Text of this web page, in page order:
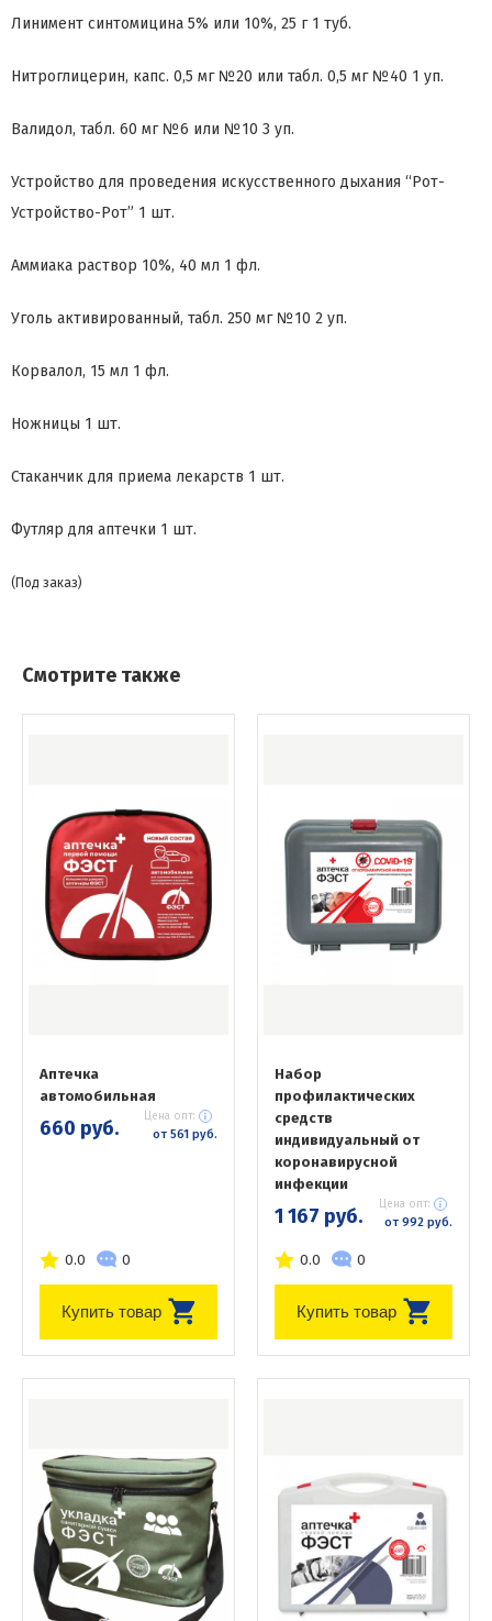
Линимент синтомицина 5% или 10%, 25 г 1 туб.
Нитроглицерин, капс. 0,5 мг №20 или табл. 0,5 мг №40 1 уп.
Валидол, табл. 60 мг №6 или №10 3 уп.
Устройство для проведения искусственного дыхания “Рот-
Устройство-Рот” 1 шт.
Аммиака раствор 10%, 40 мл 1 фл.
Уголь активированный, табл. 250 мг №10 2 уп.
Корвалол, 15 мл 1 фл.
Ножницы 1 шт.
Стаканчик для приема лекарств 1 шт.
Футляр для аптечки 1 шт.
(Под заказ)
Смотрите также
Аптечка
автомобильная
660 руб. Цена опт:
от 561 руб.
0.0 0
Купить товар
Набор
профилактических
средств
индивидуальный от
коронавирусной
инфекции
1 167 руб. Цена опт:
от 992 руб.
0.0 0
Купить товар